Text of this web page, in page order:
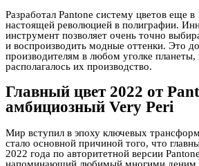
Разработал Pantone систему цветов еще в
настоящей революцией в полиграфии.
инструмент позволяет очень точно
и воспроизводить модные оттенки. Это
производителям в любом уголке планеты,
располагалось их производство.
Главный цвет 2022 от
амбициозный Very Peri
Мир вступил в эпоху ключевых
стало основной причиной того, что
2022 года по авторитетной версии